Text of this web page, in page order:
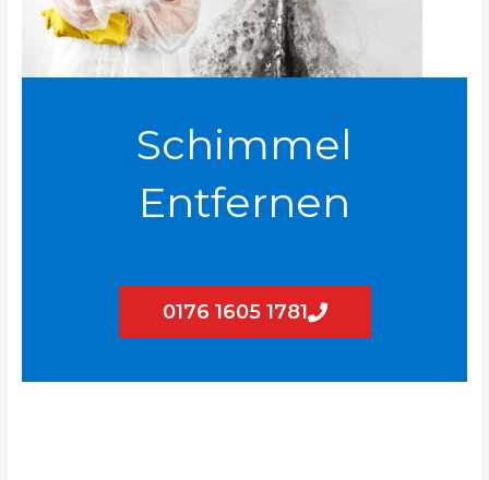
Schimmel
Entfernen
0176 1605 1781